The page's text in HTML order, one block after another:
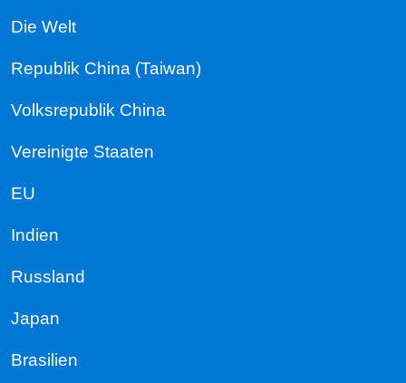
Die Welt
Republik China (Taiwan)
Volksrepublik China
Vereinigte Staaten
EU
Indien
Russland
Japan
Brasilien